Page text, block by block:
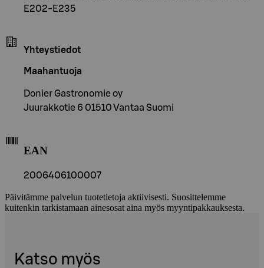
E202-E235
Yhteystiedot
Maahantuoja
Donier Gastronomie oy
Juurakkotie 6 01510 Vantaa Suomi
EAN
2006406100007
Päivitämme palvelun tuotetietoja aktiivisesti. Suosittelemme
kuitenkin tarkistamaan ainesosat aina myös myyntipakkauksesta.
Katso myös